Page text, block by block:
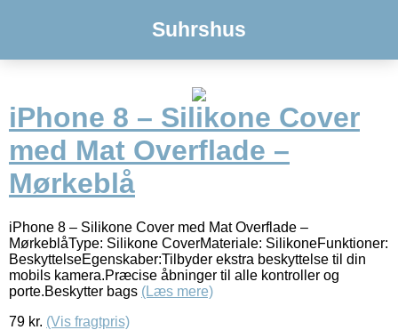
Suhrshus
iPhone 8 – Silikone Cover
med Mat Overflade –
Mørkeblå
iPhone 8 – Silikone Cover med Mat Overflade –
MørkeblåType: Silikone CoverMateriale: SilikoneFunktioner:
BeskyttelseEgenskaber:Tilbyder ekstra beskyttelse til din
mobils kamera.Præcise åbninger til alle kontroller og
porte.Beskytter bags (Læs mere)
79 kr. (Vis fragtpris)